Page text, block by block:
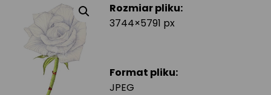
Rozmiar pliku:
3744×5791 px
Format pliku:
JPEG